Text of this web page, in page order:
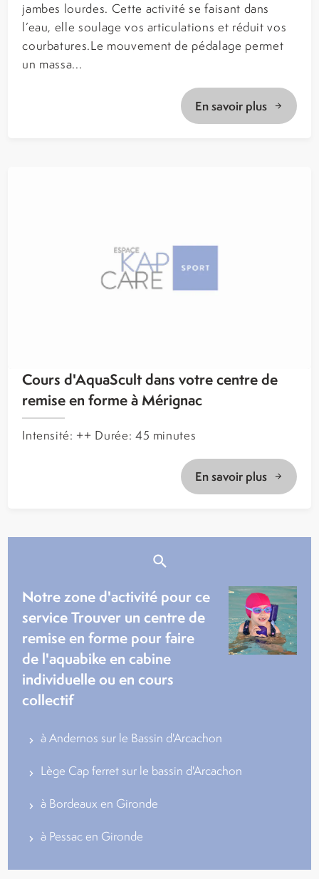
jambes lourdes. Cette activité se faisant dans
l’eau, elle soulage vos articulations et réduit vos
courbatures.Le mouvement de pédalage permet
un massa...
En savoir plus
Cours d'AquaScult dans votre centre de
remise en forme à Mérignac
Intensité: ++ Durée: 45 minutes
En savoir plus
Notre zone d'activité pour ce
service Trouver un centre de
remise en forme pour faire
de l'aquabike en cabine
individuelle ou en cours
collectif
à Andernos sur le Bassin d'Arcachon
Lège Cap ferret sur le bassin d'Arcachon
à Bordeaux en Gironde
à Pessac en Gironde